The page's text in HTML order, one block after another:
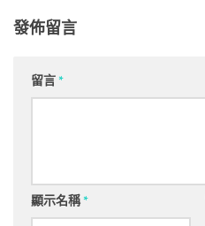
發佈留言
留言*
顯示名稱*